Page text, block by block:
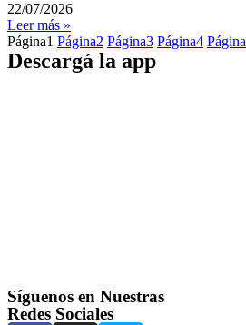
22/07/2026
Leer más »
Página1 Página2 Página3 Página4 Página
Descargá la app
Síguenos en Nuestras
Redes Sociales